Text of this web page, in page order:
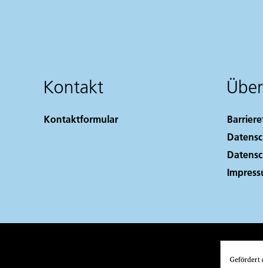
Kontakt
Kontaktformular